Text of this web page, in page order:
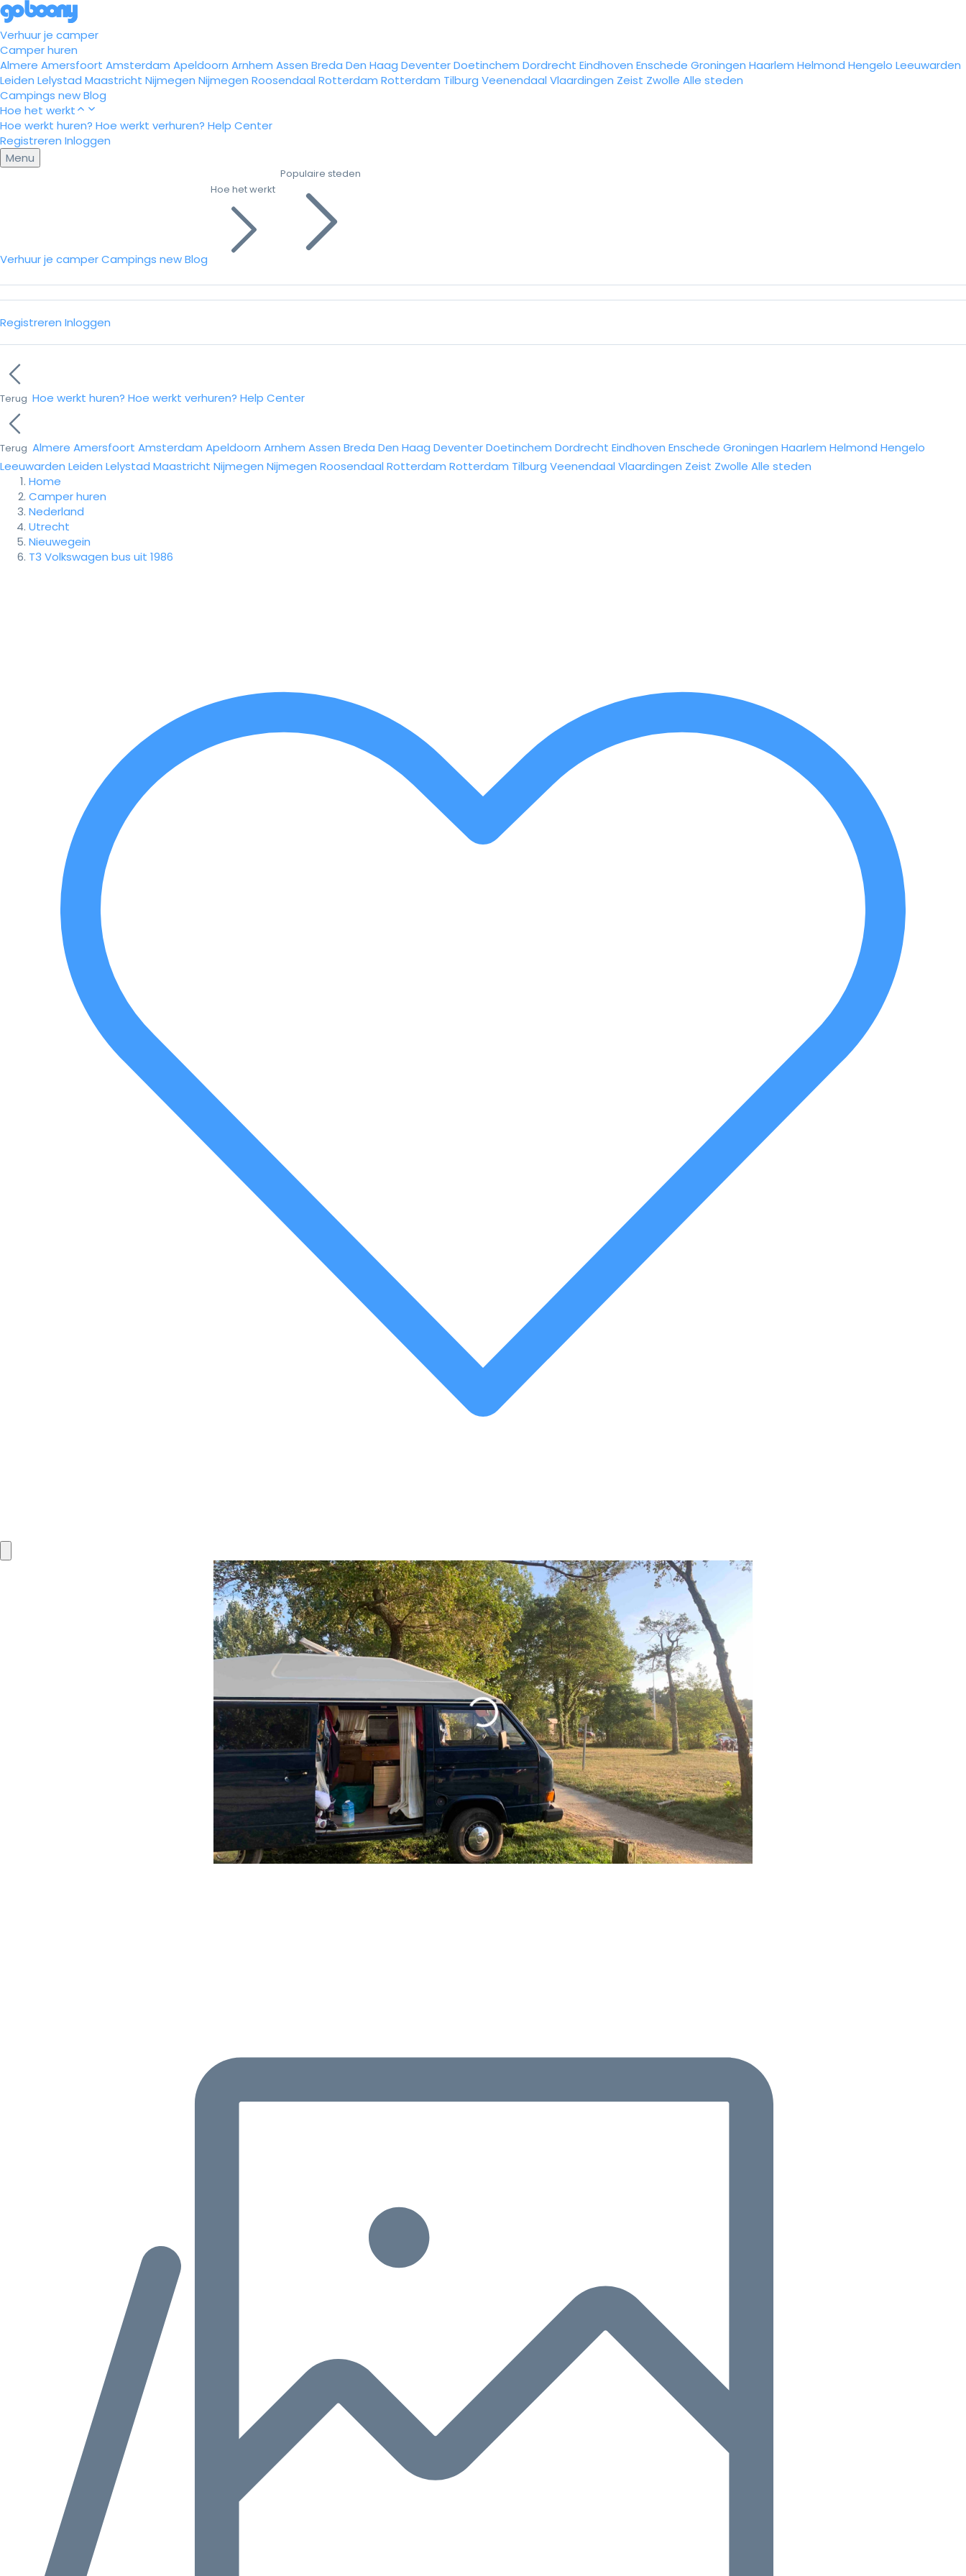
Verhuur je camper
Camper huren
Almere Amersfoort Amsterdam Apeldoorn Arnhem Assen Breda Den Haag DeventerDoetinchem Dordrecht Eindhoven Enschede Groningen Haarlem Helmond Hengelo Leeuwarden
Leiden Lelystad Maastricht Nijmegen Nijmegen Roosendaal Rotterdam Rotterdam Tilburg Veenendaal Vlaardingen Zeist Zwolle Alle steden
Campings newBlog
Hoe het werkt
Hoe werkt huren? Hoe werkt verhuren? Help Center
Registreren Inloggen
Menu
Verhuur je camperCampings newBlog
Hoe het werkt
Populaire steden
Registreren Inloggen
Terug Hoe werkt huren? Hoe werkt verhuren? Help Center
Terug Almere Amersfoort Amsterdam Apeldoorn Arnhem Assen Breda Den Haag DeventerDoetinchem Dordrecht Eindhoven Enschede Groningen Haarlem Helmond Hengelo
Leeuwarden Leiden Lelystad Maastricht Nijmegen Nijmegen Roosendaal Rotterdam Rotterdam Tilburg Veenendaal Vlaardingen Zeist Zwolle Alle steden
Home
Camper huren
Nederland
Utrecht
Nieuwegein
T3 Volkswagen bus uit 1986